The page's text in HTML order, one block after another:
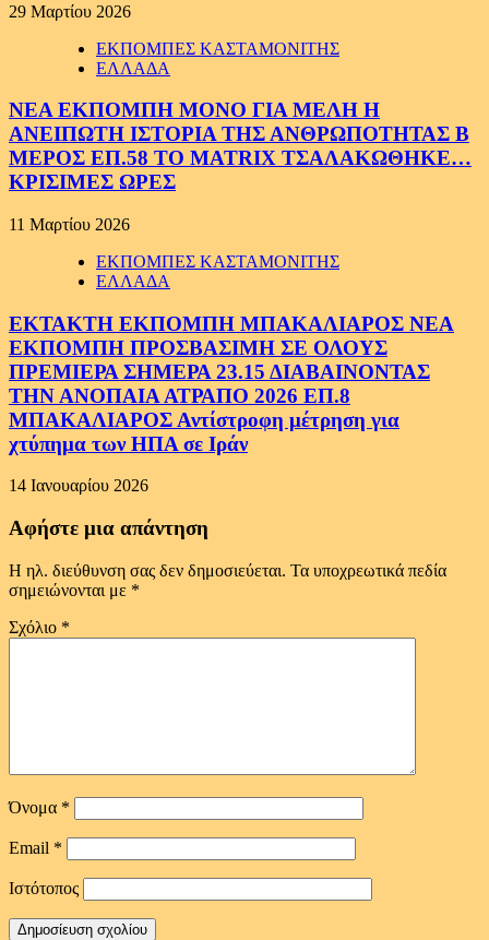
29 Μαρτίου 2026
ΕΚΠΟΜΠΕΣ ΚΑΣΤΑΜΟΝΙΤΗΣ
ΕΛΛΑΔΑ
ΝΕΑ ΕΚΠΟΜΠΗ ΜΟΝΟ ΓΙΑ ΜΕΛΗ Η
ΑΝΕΙΠΩΤΗ ΙΣΤΟΡΙΑ ΤΗΣ ΑΝΘΡΩΠΟΤΗΤΑΣ Β
ΜΕΡΟΣ ΕΠ.58 ΤΟ MATRIX ΤΣΑΛΑΚΩΘΗΚΕ…
ΚΡΙΣΙΜΕΣ ΩΡΕΣ
11 Μαρτίου 2026
ΕΚΠΟΜΠΕΣ ΚΑΣΤΑΜΟΝΙΤΗΣ
ΕΛΛΑΔΑ
ΕΚΤΑΚΤΗ ΕΚΠΟΜΠΗ ΜΠΑΚΑΛΙΑΡΟΣ ΝΕΑ
ΕΚΠΟΜΠΗ ΠΡΟΣΒΑΣΙΜΗ ΣΕ ΟΛΟΥΣ
ΠΡΕΜΙΕΡΑ ΣΗΜΕΡΑ 23.15 ΔΙΑΒΑΙΝΟΝΤΑΣ
ΤΗΝ ΑΝΟΠΑΙΑ ΑΤΡΑΠΟ 2026 ΕΠ.8
ΜΠΑΚΑΛΙΑΡΟΣ Αντίστροφη μέτρηση για
χτύπημα των ΗΠΑ σε Ιράν
14 Ιανουαρίου 2026
Αφήστε μια απάντηση
Η ηλ. διεύθυνση σας δεν δημοσιεύεται. Τα υποχρεωτικά πεδία
σημειώνονται με *
Σχόλιο *
Όνομα *
Email *
Ιστότοπος